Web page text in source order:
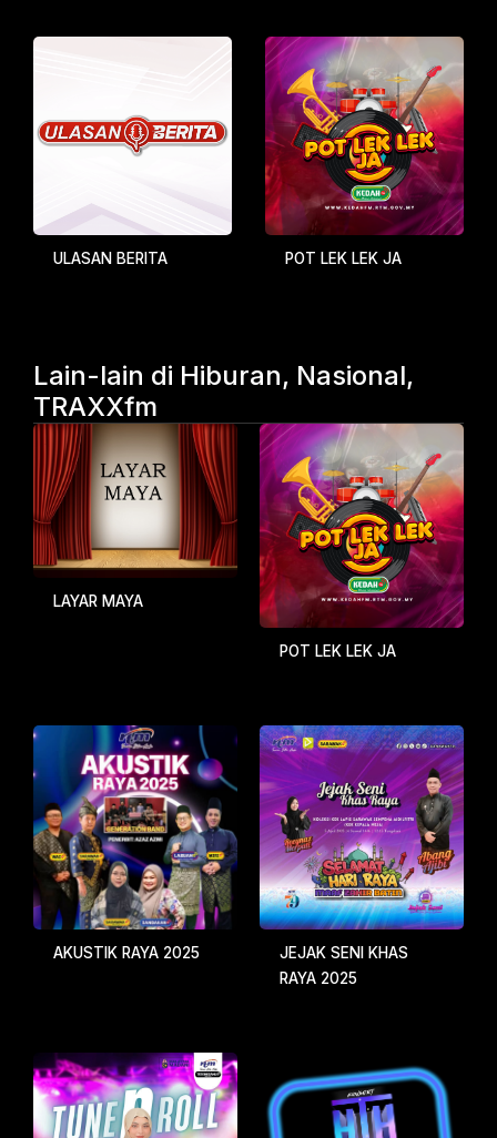
ULASAN BERITA POT LEK LEK JA
Lain-lain di Hiburan, Nasional,
TRAXXfm
LAYAR MAYA
POT LEK LEK JA
AKUSTIK RAYA 2025
JEJAK SENI KHAS
RAYA 2025